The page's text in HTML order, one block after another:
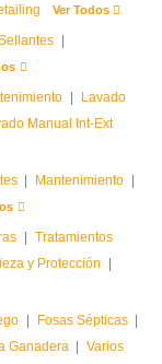
Ver Todos
Sellantes
|
|
Lavado
Manual Int-Ext
| Mantenimiento
|
|
Tratamientos
y Protección
|
| Fosas Sépticas |
Ganadera | Varios